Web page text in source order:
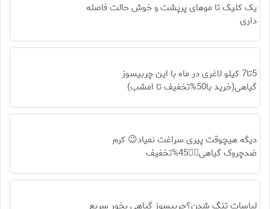
یک کلیک تا موهای پرپشت و خوش حالت فاصله
داری
5تا7 کیلو لاغری در ماه با این چربیسوز
گیاهی(خرید با50%تخفیف تا امشب)
دیگه هیچوقت پیری سراغت نمیاد😉 کرم
ضدچروک گیاهی👈🏻45%تخفیف
لباسات تنگ شدن؟چربیسوز گیاهی بخور سریع